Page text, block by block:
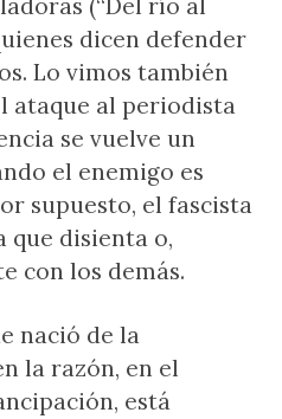
(“Del río al
dicen defender
Lo vimos también
ataque al periodista
se vuelve un
el enemigo es
supuesto, el fascista
que disienta o,
con los demás.
nació de la
la razón, en el
está